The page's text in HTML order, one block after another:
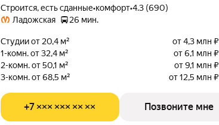
Строится, есть сданные•комфорт•4.3 (690)
Ладожская
26 мин.
Студии от 20,4 м²
от 4,3 млн ₽
1-комн. от 32,4 м²
от 6,1 млн ₽
2-комн. от 50,1 м²
от 9,1 млн ₽
3-комн. от 68,5 м²
от 12,5 млн ₽
+7 ××× ××× ×× ×× Позвоните мне